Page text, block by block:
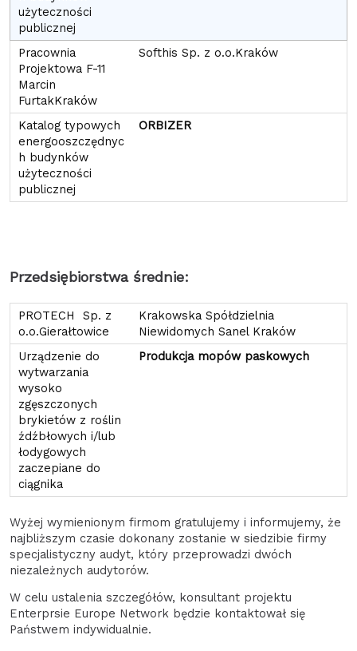
Softhis Sp. z o.o.Kraków
ORBIZER
Przedsiębiorstwa średnie:
Krakowska Spółdzielnia
Niewidomych Sanel Kraków
Produkcja mopów paskowych
Wyżej wymienionym firmom gratulujemy i informujemy, że
najbliższym czasie dokonany zostanie w siedzibie firmy
specjalistyczny audyt, który przeprowadzi dwóch
niezależnych audytorów.
W celu ustalenia szczegółów, konsultant projektu
Enterprsie Europe Network będzie kontaktował się
Państwem indywidualnie.